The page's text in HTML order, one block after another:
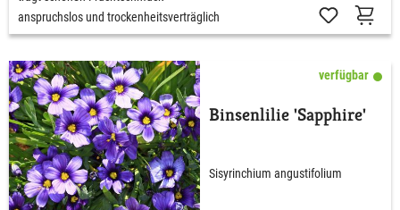
anspruchslos und trockenheitsverträglich
verfügbar
Binsenlilie 'Sapphire'
Sisyrinchium angustifolium